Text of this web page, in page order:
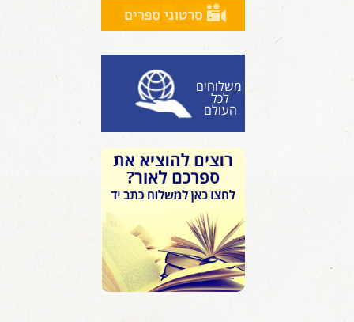
משלוחים
לכל
העולם